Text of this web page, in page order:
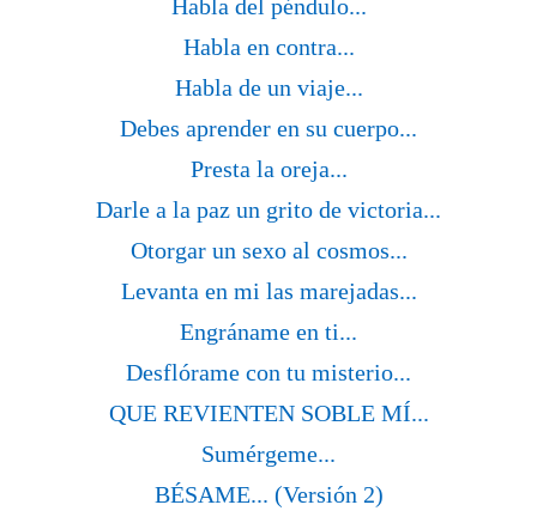
Habla del péndulo...
Habla en contra...
Habla de un viaje...
Debes aprender en su cuerpo...
Presta la oreja...
Darle a la paz un grito de victoria...
Otorgar un sexo al cosmos...
Levanta en mi las marejadas...
Engráname en ti...
Desflórame con tu misterio...
QUE REVIENTEN SOBLE MÍ...
Sumérgeme...
BÉSAME... (Versión 2)